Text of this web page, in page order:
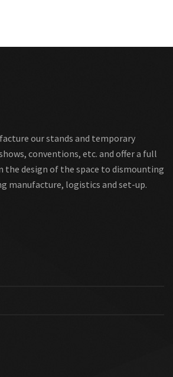
our stands and temporary
conventions, etc. and offer a full
the design of the space to dismounting
manufacture, logistics and set-up.